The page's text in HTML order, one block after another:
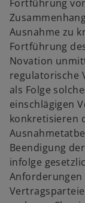
Fortführung
Ausnahme zu
Fortführung
Novation
regulatorische
als Folge
einschlägigen
konkretisieren
Beendigung
infolge